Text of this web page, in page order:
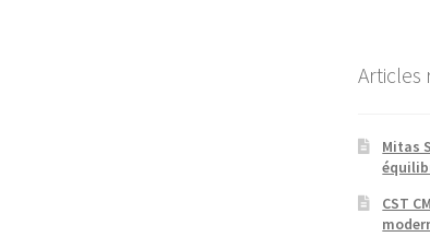
Articles
Mitas
CST